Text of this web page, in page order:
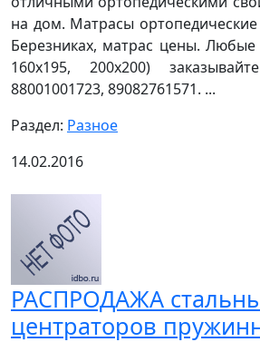
на дом. Матрасы
Березниках, матрас цены. Любые
160х195, 200х200)
88001001723, 89082761571. ...
Раздел: Разное
14.02.2016
РАСПРОДАЖА
центраторов